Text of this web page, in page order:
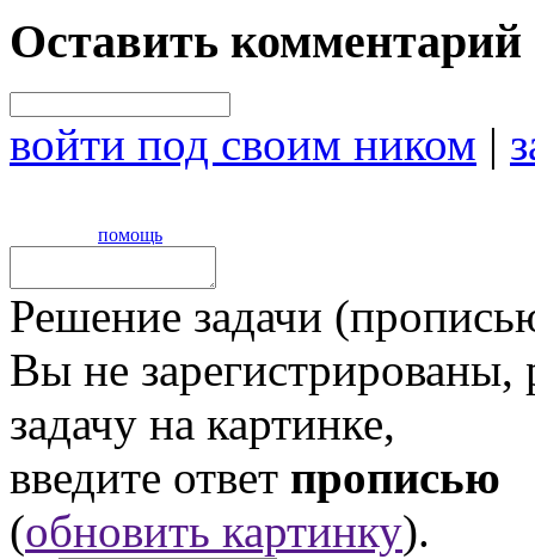
Оставить комментарий
войти под своим ником |
помощь
Решение задачи
Вы не
задачу на картинке,
введите ответ прописью
(обновить картинку).